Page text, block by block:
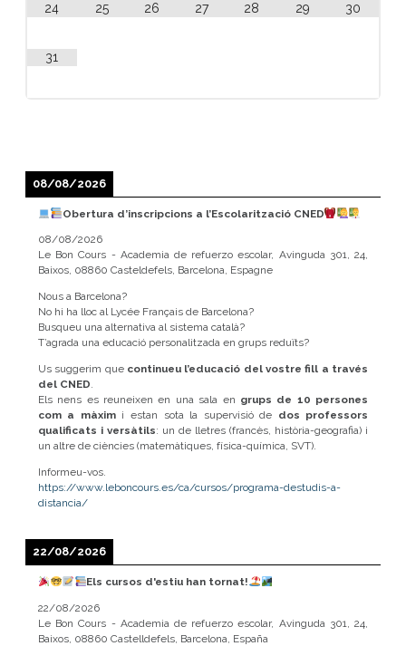
24 25 26 27 28 29 30
31
08/08/2026
Obertura d’inscripcions a l’Escolarització CNED
08/08/2026
Le Bon Cours - Academia de refuerzo escolar, Avinguda 301, 24,
Baixos, 08860 Casteldefels, Barcelona, Espagne
Nous a Barcelona?
No hi ha lloc al Lycée Français de Barcelona?
Busqueu una alternativa al sistema català?
T’agrada una educació personalitzada en grups reduïts?
Us suggerim que continueu l’educació del vostre fill a través
del CNED
Els nens es reuneixen en una sala en grups de 10 persones
com a màximi estan sota la supervisió de dos professors
qualificats i versàtils: un de lletres (francès, història-geografia) i
un altre de ciències (matemàtiques, física-química, SVT).
Informeu-vos.
https://www.leboncours.es/ca/cursos/programa-destudis-a-
distancia/
22/08/2026
Els cursos d'estiu han tornat!
22/08/2026
Le Bon Cours - Academia de refuerzo escolar, Avinguda 301, 24,
Baixos, 08860 Castelldefels, Barcelona, España